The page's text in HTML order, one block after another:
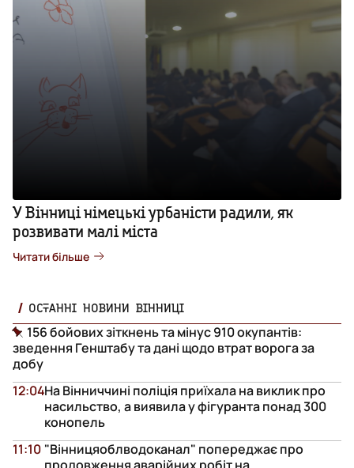
У Вінниці німецькі урбаністи радили, як
розвивати малі міста
Читати більше
ОСТАННІ НОВИНИ ВІННИЦІ
156 бойових зіткнень та мінус 910 окупантів:
зведення Генштабу та дані щодо втрат ворога за
добу
На Вінниччині поліція приїхала на виклик про
насильство, а виявила у фігуранта понад 300
конопель
12:04
"Вінницяоблводоканал" попереджає про
11:10